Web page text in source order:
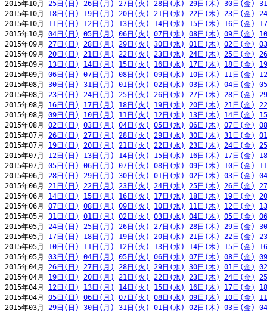
2015年10月 25日(日) 26日(月) 27日(火) 28日(水) 29日(木) 30日(金)
2015年10月 18日(日) 19日(月) 20日(火) 21日(水) 22日(木) 23日(金)
2015年10月 11日(日) 12日(月) 13日(火) 14日(水) 15日(木) 16日(金)
2015年10月 04日(日) 05日(月) 06日(火) 07日(水) 08日(木) 09日(金)
2015年09月 27日(日) 28日(月) 29日(火) 30日(水) 01日(木) 02日(金)
2015年09月 20日(日) 21日(月) 22日(火) 23日(水) 24日(木) 25日(金)
2015年09月 13日(日) 14日(月) 15日(火) 16日(水) 17日(木) 18日(金)
2015年09月 06日(日) 07日(月) 08日(火) 09日(水) 10日(木) 11日(金)
2015年08月 30日(日) 31日(月) 01日(火) 02日(水) 03日(木) 04日(金)
2015年08月 23日(日) 24日(月) 25日(火) 26日(水) 27日(木) 28日(金)
2015年08月 16日(日) 17日(月) 18日(火) 19日(水) 20日(木) 21日(金)
2015年08月 09日(日) 10日(月) 11日(火) 12日(水) 13日(木) 14日(金)
2015年08月 02日(日) 03日(月) 04日(火) 05日(水) 06日(木) 07日(金)
2015年07月 26日(日) 27日(月) 28日(火) 29日(水) 30日(木) 31日(金)
2015年07月 19日(日) 20日(月) 21日(火) 22日(水) 23日(木) 24日(金)
2015年07月 12日(日) 13日(月) 14日(火) 15日(水) 16日(木) 17日(金)
2015年07月 05日(日) 06日(月) 07日(火) 08日(水) 09日(木) 10日(金)
2015年06月 28日(日) 29日(月) 30日(火) 01日(水) 02日(木) 03日(金)
2015年06月 21日(日) 22日(月) 23日(火) 24日(水) 25日(木) 26日(金)
2015年06月 14日(日) 15日(月) 16日(火) 17日(水) 18日(木) 19日(金)
2015年06月 07日(日) 08日(月) 09日(火) 10日(水) 11日(木) 12日(金)
2015年05月 31日(日) 01日(月) 02日(火) 03日(水) 04日(木) 05日(金)
2015年05月 24日(日) 25日(月) 26日(火) 27日(水) 28日(木) 29日(金)
2015年05月 17日(日) 18日(月) 19日(火) 20日(水) 21日(木) 22日(金)
2015年05月 10日(日) 11日(月) 12日(火) 13日(水) 14日(木) 15日(金)
2015年05月 03日(日) 04日(月) 05日(火) 06日(水) 07日(木) 08日(金)
2015年04月 26日(日) 27日(月) 28日(火) 29日(水) 30日(木) 01日(金)
2015年04月 19日(日) 20日(月) 21日(火) 22日(水) 23日(木) 24日(金)
2015年04月 12日(日) 13日(月) 14日(火) 15日(水) 16日(木) 17日(金)
2015年04月 05日(日) 06日(月) 07日(火) 08日(水) 09日(木) 10日(金)
2015年03月 29日(日) 30日(月) 31日(火) 01日(水) 02日(木) 03日(金)